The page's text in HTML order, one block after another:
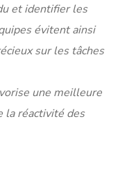
et identifier les
évitent ainsi
sur les tâches
une meilleure
la réactivité des